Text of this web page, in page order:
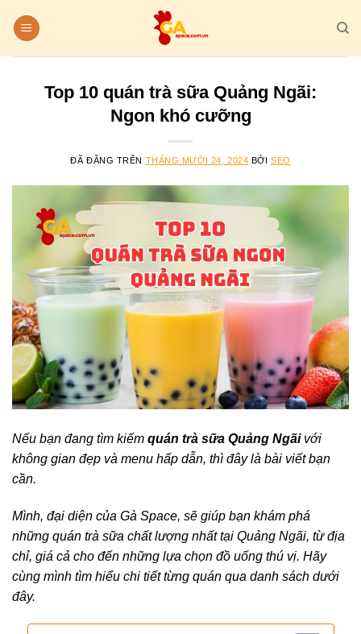
đến
Top 10 quán trà sữa Quảng Ngãi:
Ngon khó cưỡng
ĐÃ ĐĂNG TRÊN THÁNG MƯỜI 24, 2024 BỞISEO
Nếu bạn đang tìm kiếm quán trà sữa Quảng Ngãivới
không gian đẹp và menu hấp dẫn, thì đây là bài viết bạn
cần.
Mình, đại diện của Gà Space, sẽ giúp bạn khám phá
những quán trà sữa chất lượng nhất tại Quảng Ngãi, từ địa
chỉ, giá cả cho đến những lựa chọn đồ uống thú vị. Hãy
cùng mình tìm hiểu chi tiết từng quán qua danh sách dưới
đây.